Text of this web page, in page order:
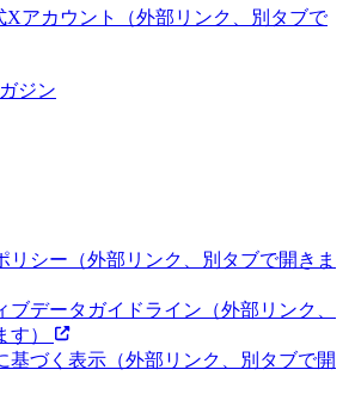
Xアカウント
（外部リンク、別タブで
ジン
リシー （外部リンク、別タブで開きま
ブデータガイドライン （外部リンク、
）
基づく表示 （外部リンク、別タブで開